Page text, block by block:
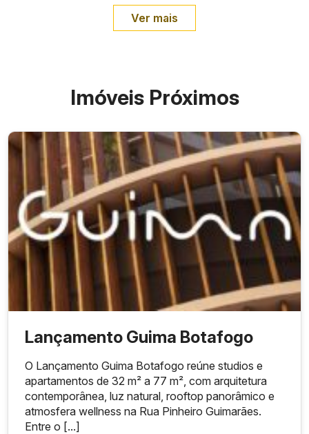
Ver mais
Imóveis Próximos
Lançamento Guima Botafogo
O Lançamento Guima Botafogo reúne studios e
apartamentos de 32 m² a 77 m², com arquitetura
contemporânea, luz natural, rooftop panorâmico e
atmosfera wellness na Rua Pinheiro Guimarães.
Entre o [...]